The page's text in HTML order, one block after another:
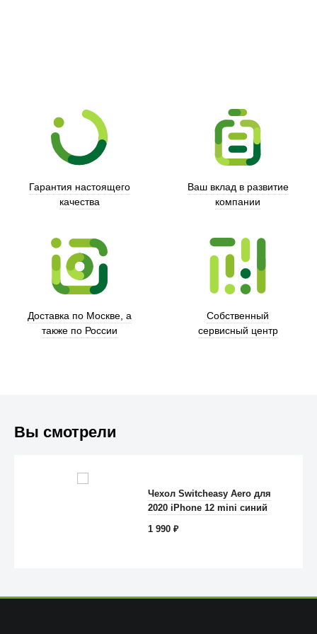
Гарантия настоящего
качества
Ваш вклад в развитие
компании
Доставка по Москве, а
также по России
Собственный
сервисный центр
Вы смотрели
Чехол Switcheasy Aero для
2020 iPhone 12 mini синий
1 990₽